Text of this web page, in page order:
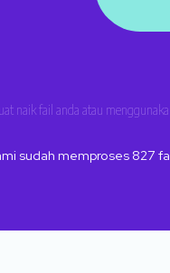
naik fail anda atau
sudah memproses 827